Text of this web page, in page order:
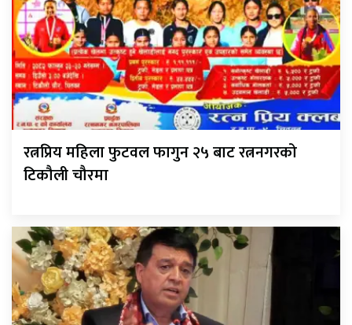
रत्नप्रिय महिला फुटवल फागुन २५ बाट रत्ननगरको
टिकौली चौरमा